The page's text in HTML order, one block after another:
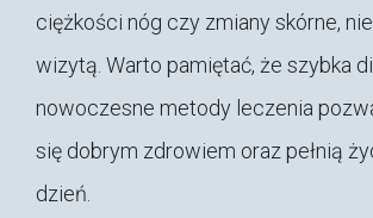
ciężkości nóg czy zmiany skórne,
wizytą. Warto pamiętać, że szybka
nowoczesne metody leczenia
się dobrym zdrowiem oraz pełnią
dzień.